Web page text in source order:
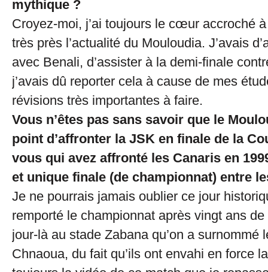
mythique ?
Croyez-moi, j’ai toujours le cœur accroché
très près l’actualité du Mouloudia. J’avais
avec Benali, d’assister à la demi-finale
j’avais dû reporter cela à cause de mes
révisions très importantes à faire.
Vous n’êtes pas sans savoir que le
point d’affronter la JSK en finale de la
vous qui avez affronté les Canaris en
et unique finale (de championnat) entre
Je ne pourrais jamais oublier ce jour
remporté le championnat après vingt ans de
jour-là au stade Zabana qu’on a surnommé
Chnaoua, du fait qu’ils ont envahi en force